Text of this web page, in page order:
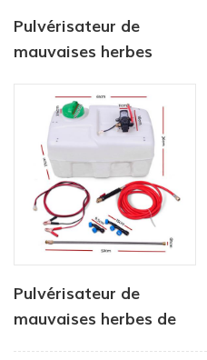
Pulvérisateur de
mauvaises herbes
pulvérisateur à rampe
Pulvérisateur de
mauvaises herbes de